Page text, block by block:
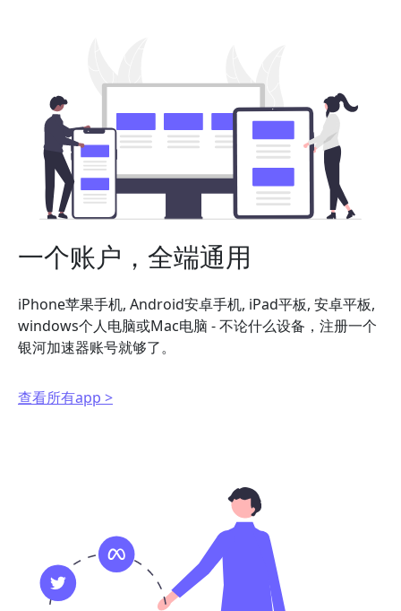
一个账户，全端通用
iPhone苹果手机, Android安卓手机, iPad平板, 安卓平板,
windows个人电脑或Mac电脑 - 不论什么设备，注册一个
银河加速器账号就够了。
查看所有app >